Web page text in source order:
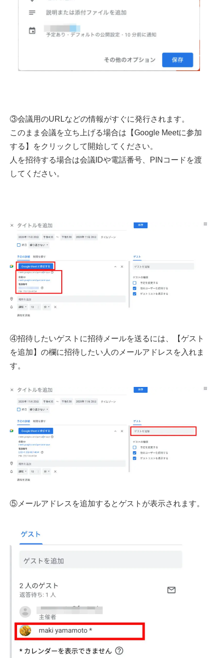
③会議用のURLなどの情報がすぐに発行されます。
このまま会議を立ち上げる場合は【Google Meetに参加
する】をクリックして開始してください。
人を招待する場合は会議IDや電話番号、PINコードを渡
してください。
④招待したいゲストに招待メールを送るには、【ゲスト
を追加】の欄に招待したい人のメールアドレスを入れま
す。
⑤メールアドレスを追加するとゲストが表示されます。